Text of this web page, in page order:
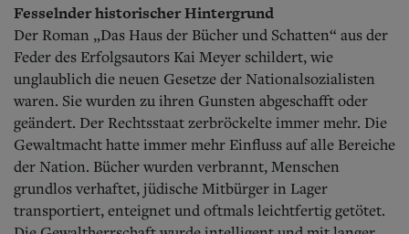
Fesselnder historischer Hintergrund
Der Roman „Das Haus der Bücher und Schatten“ aus der
Feder des Erfolgsautors Kai Meyer schildert, wie
unglaublich die neuen Gesetze der Nationalsozialisten
waren. Sie wurden zu ihren Gunsten abgeschafft oder
geändert. Der Rechtsstaat zerbröckelte immer mehr. Die
Gewaltmacht hatte immer mehr Einfluss auf alle Bereiche
der Nation. Bücher wurden verbrannt, Menschen
grundlos verhaftet, jüdische Mitbürger in Lager
transportiert, enteignet und oftmals leichtfertig getötet.